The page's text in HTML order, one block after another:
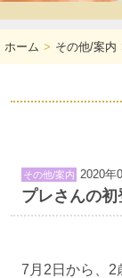
ホーム その他/案内
その他/案内 2020年
プレさんの初
7月2日から、2